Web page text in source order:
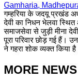
Gamharia,
गम्हरिया के जदयू प्रखंड
देवी का निधन भेलवा
समाजसेवा से जुड़ी मीना
पूरा परिवार छोड़ गई हैं।
ने गहरा शोक व्यक्त किया
MORE NEWS